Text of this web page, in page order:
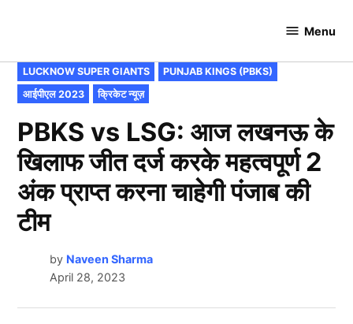
Hundred
Menu
POSTED
IN
LUCKNOW SUPER GIANTS
PUNJAB KINGS (PBKS)
आईपीएल 2023
क्रिकेट न्यूज़
PBKS vs LSG: आज लखनऊ के
खिलाफ जीत दर्ज करके महत्वपूर्ण 2
अंक प्राप्त करना चाहेगी पंजाब की
टीम
by Naveen Sharma
April 28, 2023